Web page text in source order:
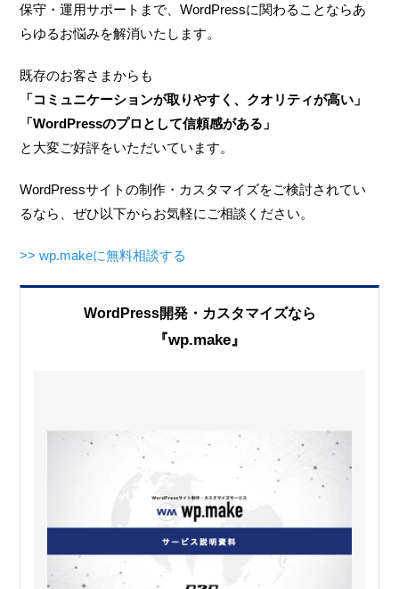
保守・運用サポートまで、WordPressに関わることならあ
らゆるお悩みを解消いたします。
既存のお客さまからも
「コミュニケーションが取りやすく、クオリティが高い」
「WordPressのプロとして信頼感がある」
と大変ご好評をいただいています。
WordPressサイトの制作・カスタマイズをご検討されてい
るなら、ぜひ以下からお気軽にご相談ください。
>> wp.makeに無料相談する
WordPress開発・カスタマイズなら
『wp.make』